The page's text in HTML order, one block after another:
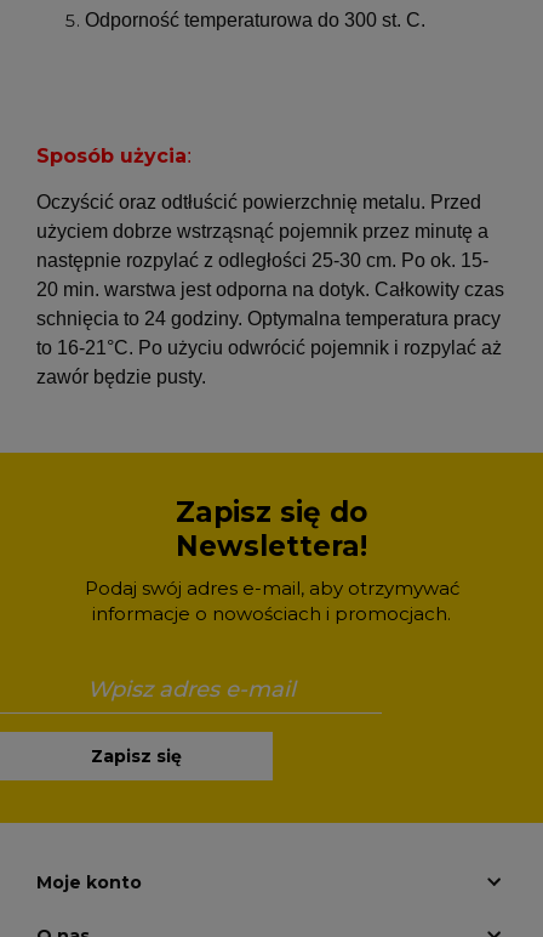
Odporność temperaturowa do 300 st. C.
Sposób użycia:
Oczyścić oraz odtłuścić powierzchnię metalu. Przed
użyciem dobrze wstrząsnąć pojemnik przez minutę a
następnie rozpylać z odległości 25-30 cm. Po ok. 15-
20 min. warstwa jest odporna na dotyk. Całkowity czas
schnięcia to 24 godziny. Optymalna temperatura pracy
to 16-21°C. Po użyciu odwrócić pojemnik i rozpylać aż
zawór będzie pusty.
Zapisz się do
Newslettera!
Podaj swój adres e-mail, aby otrzymywać
informacje o nowościach i promocjach.
Zapisz się
Moje konto